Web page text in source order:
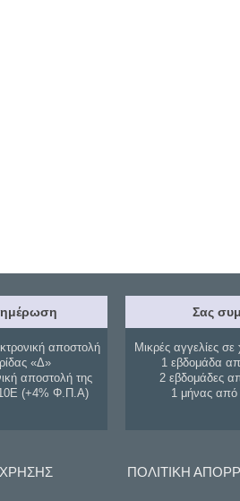
αποστολή
«Δ»
αποστολή της
(+4% Φ.Π.Α)
Σας
Μικρές αγγελίες σε
1 εβδομάδα
2 εβδομάδες
1 μήνας
ΠΟΛΙΤΙΚΗ